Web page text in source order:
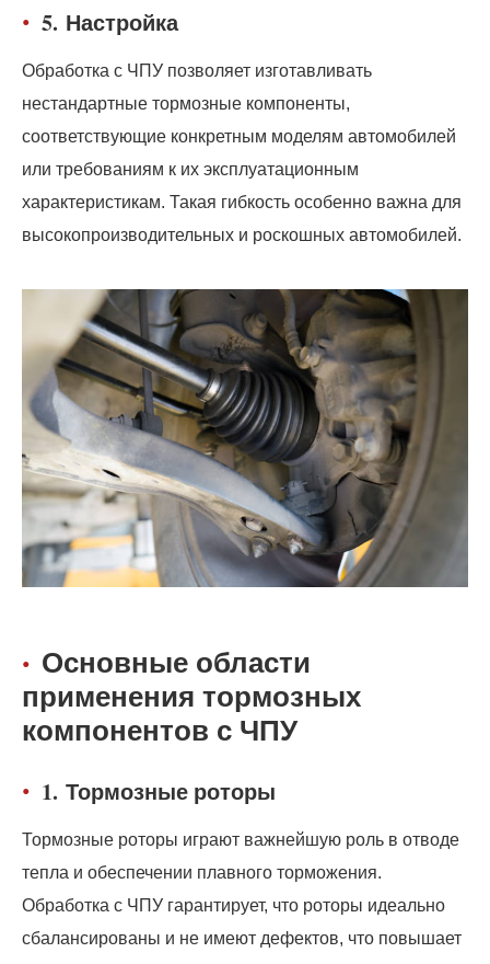
5. Настройка
Обработка с ЧПУ позволяет изготавливать
нестандартные тормозные компоненты,
соответствующие конкретным моделям автомобилей
или требованиям к их эксплуатационным
характеристикам. Такая гибкость особенно важна для
высокопроизводительных и роскошных автомобилей.
Основные области
применения тормозных
компонентов с ЧПУ
1. Тормозные роторы
Тормозные роторы играют важнейшую роль в отводе
тепла и обеспечении плавного торможения.
Обработка с ЧПУ гарантирует, что роторы идеально
сбалансированы и не имеют дефектов, что повышает